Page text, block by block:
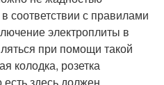
соответствии с правилами
электроплиты в
при помощи такой
колодка, розетка
здесь должен